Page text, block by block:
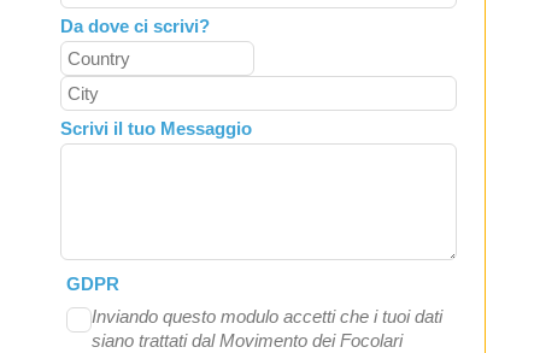
Da dove ci scrivi?
Scrivi il tuo Messaggio
GDPR
Inviando questo modulo accetti che i tuoi dati
siano trattati dal Movimento dei Focolari